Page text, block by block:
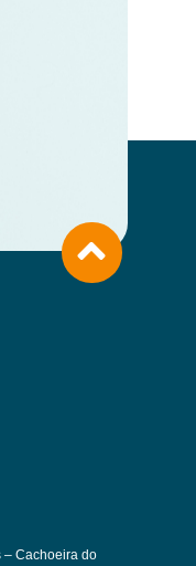
– Cachoeira do